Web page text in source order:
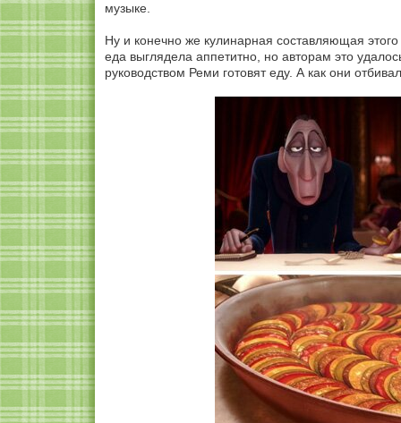
музыке.
Ну и конечно же кулинарная составляющая
еда выглядела аппетитно, но авторам это
руководством Реми готовят еду. А как они